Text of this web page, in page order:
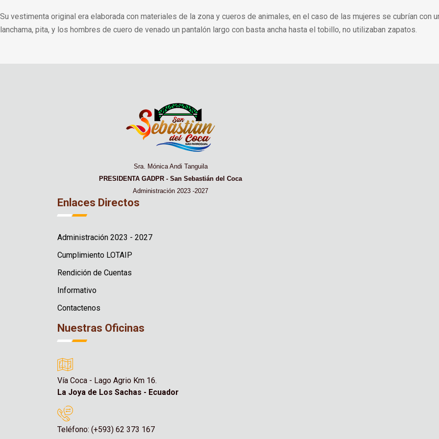
Su vestimenta original era elaborada con materiales de la zona y cueros de animales, en el caso de las mujeres se cubrían con
lanchama, pita, y los hombres de cuero de venado un pantalón largo con basta ancha hasta el tobillo, no utilizaban zapatos.
Sra. Mónica Andi Tanguila
PRESIDENTA GADPR - San Sebastián del Coca
Administración 2023 -2027
Enlaces Directos
Administración 2023 - 2027
Cumplimiento LOTAIP
Rendición de Cuentas
Informativo
Contactenos
Nuestras Oficinas
Vía Coca - Lago Agrio Km 16.
La Joya de Los Sachas - Ecuador
Teléfono: (+593) 62 373 167